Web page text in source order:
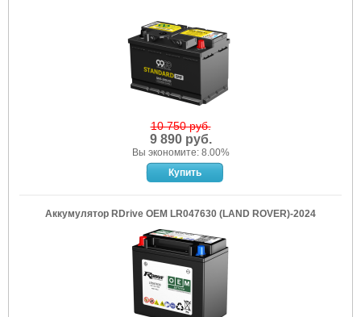
10 750 руб.
9 890 руб.
Вы экономите: 8.00%
Аккумулятор RDrive OEM LR047630 (LAND ROVER)-2024